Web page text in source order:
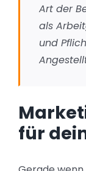
Art der
als
und
für